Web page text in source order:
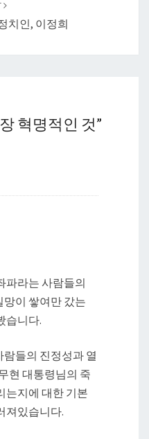
치인, 이정희
혁명적인 것”
파라는 사람들의
이 쌓여만 갔는
습니다.
들의 진정성과 열
현 대통령님의 죽
는지에 대한 기본
져있습니다.